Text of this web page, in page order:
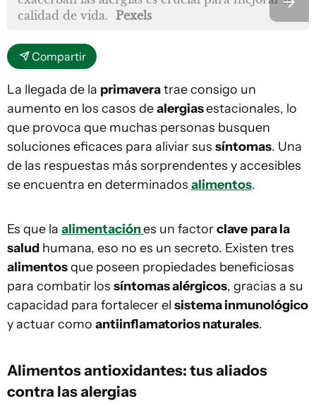
calidad de vida. Pexels
Compartir
La llegada de la primaveratrae consigo un
aumento en los casos dealergiasestacionales, lo
que provoca que muchas personas busquen
soluciones eficaces para aliviar sus síntomas. Una
de las respuestas más sorprendentes y accesibles
se encuentra en determinados alimentos.
Es que la alimentaciónes un factorclave para la
salud humana, eso no es un secreto. Existen tres
alimentosque poseen propiedades beneficiosas
para combatir los síntomas alérgicos, gracias a su
capacidad para fortalecer el sistema inmunológico
y actuar como antiinflamatorios naturales.
Alimentos antioxidantes: tus aliados
contra las alergias